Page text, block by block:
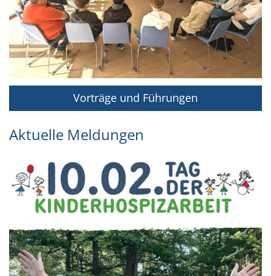
Vorträge und Führungen
Aktuelle Meldungen